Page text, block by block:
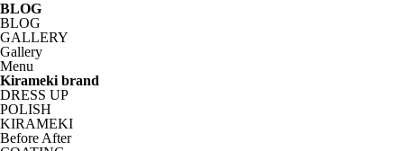
BLOG
BLOG
GALLERY
Gallery
Menu
Kirameki brand
DRESS UP
POLISH
KIRAMEKI
Before After